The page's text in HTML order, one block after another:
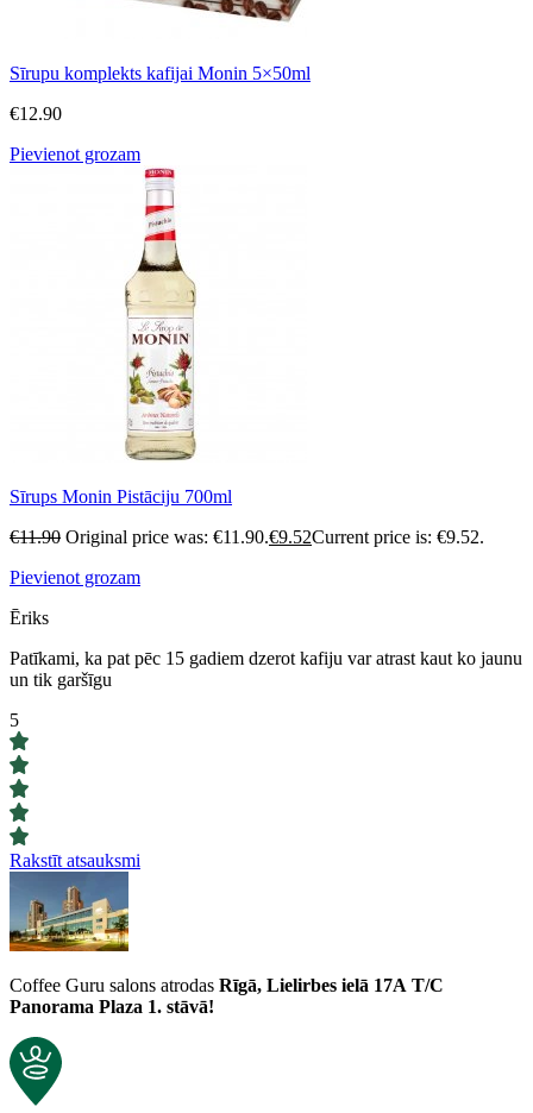
Sīrupu komplekts kafijai Monin 5×50ml
€12.90
Pievienot grozam
Sīrups Monin Pistāciju 700ml
€11.90 Original price was: €11.90.€9.52Current price is: €9.52.
Pievienot grozam
Ēriks
Patīkami, ka pat pēc 15 gadiem dzerot kafiju var atrast kaut ko jaunu
un tik garšīgu
5
Rakstīt atsauksmi
Coffee Guru salons atrodas Rīgā, Lielirbes ielā 17A T/C
Panorama Plaza 1. stāvā!